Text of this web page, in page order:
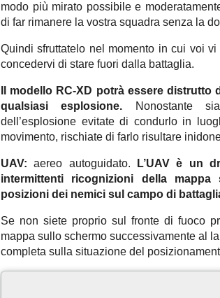
modo più mirato possibile e
di far rimanere la vostra squadra senza la
Quindi sfruttatelo nel momento in cui voi
concedervi di stare fuori dalla battaglia.
Il modello RC-XD potrà essere
qualsiasi esplosione. Nonostante
dell’esplosione evitate di condurlo in
movimento, rischiate di farlo risultare
UAV: aereo autoguidato. L’UAV è un
intermittenti ricognizioni della mappa
posizioni dei nemici sul campo di
Se non siete proprio sul fronte di fuoco
mappa sullo schermo successivamente al
completa sulla situazione del